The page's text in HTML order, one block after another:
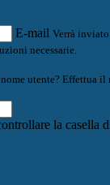
E-mail Verrà
necessarie.
utente? Effettua il
la casella